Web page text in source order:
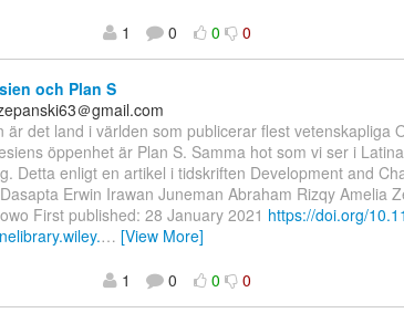
1
0 0 0
och Plan S
＠gmail.com
är det land i världen som publicerar flest vetenskapliga
öppenhet är Plan S. Samma hot som vi ser i
Detta enligt en artikel i tidskriften Development and
Erwin Irawan Juneman Abraham Rizqy Amelia
First published: 28 January 2021 https://doi.org/
… [View More]
1
0 0 0